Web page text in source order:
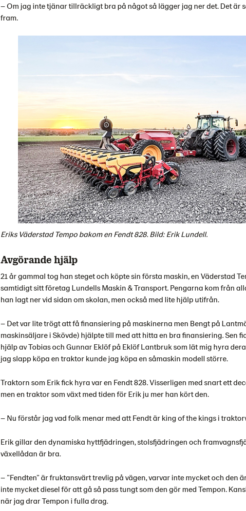
– Om jag inte tjänar tillräckligt bra på något så lägger jag ner det. Det är
fram.
Eriks Väderstad Tempo bakom en Fendt 828. Bild: Erik Lundell.
Avgörande hjälp
21 år gammal tog han steget och köpte sin första maskin, en Väderstad
samtidigt sitt företag Lundells Maskin & Transport. Pengarna kom från
han lagt ner vid sidan om skolan, men också med lite hjälp utifrån.
– Det var lite trögt att få finansiering på maskinerna men Bengt på
maskinsäljare i Skövde) hjälpte till med att hitta en bra finansiering. Sen
hjälp av Tobias och Gunnar Eklöf på Eklöf Lantbruk som lät mig hyra
jag slapp köpa en traktor kunde jag köpa en såmaskin modell större.
Traktorn som Erik fick hyra var en Fendt 828. Visserligen med snart ett
men en traktor som växt med tiden för Erik ju mer han kört den.
– Nu förstår jag vad folk menar med att Fendt är king of the kings i
Erik gillar den dynamiska hyttfjädringen, stolsfjädringen och
växellådan är bra.
– ”Fendten” är fruktansvärt trevlig på vägen, varvar inte mycket och den
inte mycket diesel för att gå så pass tungt som den gör med Tempon.
när jag drar Tempon i fulla drag.